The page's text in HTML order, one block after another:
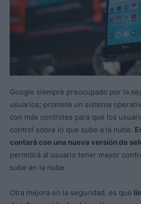
Google siempre preocupado por la
usuarios; promete un sistema
con más controles para que los
control sobre lo que sube a la nube.
contará con una nueva versión de
permitirá al usuario tener mayor
sube en la nube.
Otra mejora en la seguridad, es que